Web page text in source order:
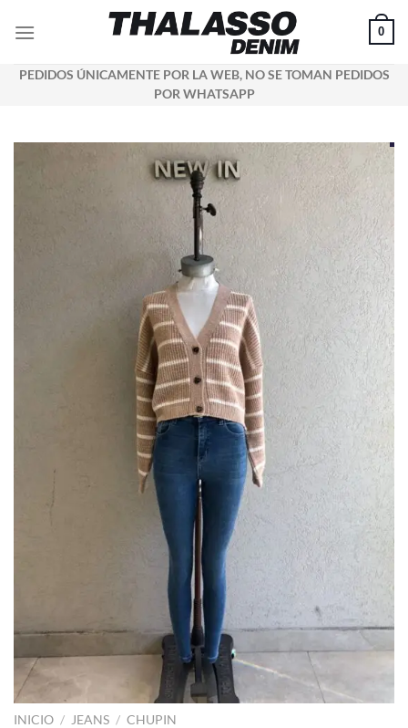
0
PEDIDOS ÚNICAMENTE POR LA WEB, NO SE TOMAN PEDIDOS
POR WHATSAPP
INICIO / JEANS / CHUPIN